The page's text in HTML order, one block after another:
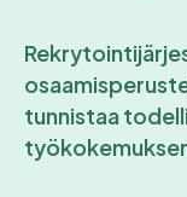
tunnistaa